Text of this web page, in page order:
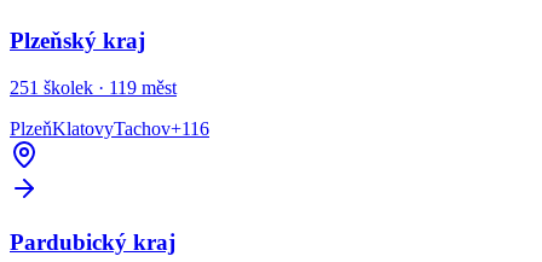
Plzeňský kraj
251 školek · 119 měst
PlzeňKlatovyTachov+116
Pardubický kraj